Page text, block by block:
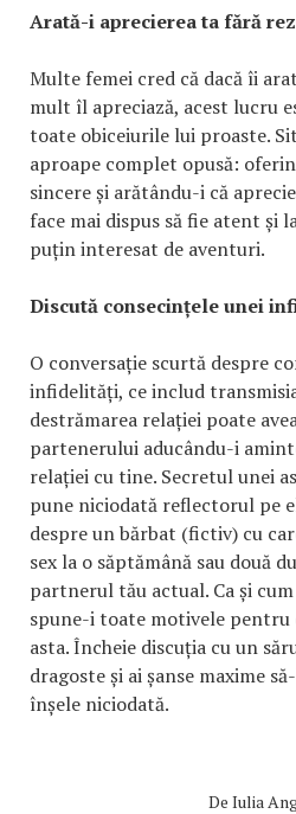
Arată-i aprecierea ta fără
Multe femei cred că dacă îi
mult îl apreciază, acest lucru
toate obiceiurile lui proaste.
aproape complet opusă:
sincere și arătându-i că
face mai dispus să fie atent și
puțin interesat de aventuri.
Discută consecințele unei
O conversație scurtă despre
infidelități, ce includ
destrămarea relației poate
partenerului aducându-i
relației cu tine. Secretul unei
pune niciodată reflectorul pe
despre un bărbat (fictiv) cu
sex la o săptămână sau două
partnerul tău actual. Ca și
spune-i toate motivele pentru
asta. Încheie discuția cu un
dragoste și ai șanse maxime
înșele niciodată.
De Iulia